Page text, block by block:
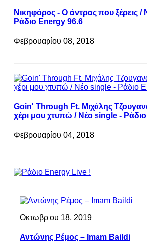
Νικηφόρος - Ο άντρας που ξέρεις /
Ράδιο Energy 96.6
Φεβρουαρίου 08, 2018
Goin' Through Ft. Μιχάλης
χέρι μου χτυπώ / Νέο single -
Φεβρουαρίου 04, 2018
Οκτωβρίου 18, 2019
Αντώνης Ρέμος – Imam Baildi